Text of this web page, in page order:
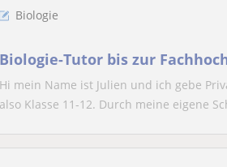
Biologie
Biologie-Tutor bis zur
Hi mein Name ist Julien und ich gebe
also Klasse 11-12. Durch meine eigene